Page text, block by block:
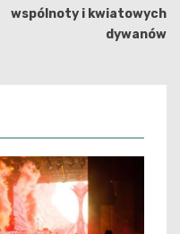
wspólnoty i kwiatowych
dywanów